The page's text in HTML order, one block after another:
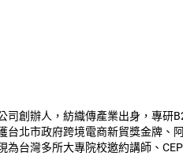
司創辦人，紡織傳產業出身，專研
台北市政府跨境電商新貿獎金牌、
為台灣多所大專院校邀約講師、